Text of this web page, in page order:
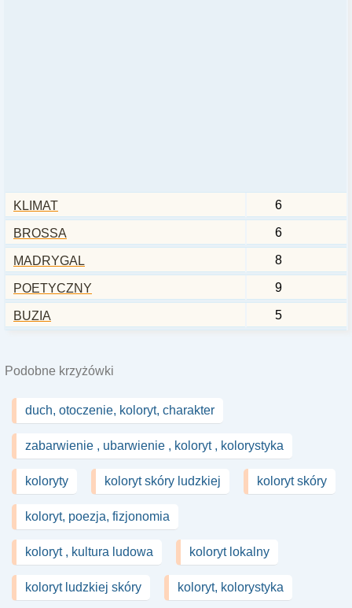
KLIMAT 6
BROSSA 6
MADRYGAL 8
POETYCZNY 9
BUZIA 5
Podobne krzyżówki
duch, otoczenie, koloryt, charakter
zabarwienie , ubarwienie , koloryt , kolorystyka
koloryty koloryt skóry ludzkiej koloryt skóry
koloryt, poezja, fizjonomia
koloryt , kultura ludowa koloryt lokalny
koloryt ludzkiej skóry koloryt, kolorystyka